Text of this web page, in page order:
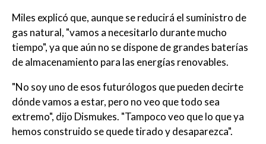
Miles explicó que, aunque se reducirá el suministro de
gas natural, "vamos a necesitarlo durante mucho
tiempo", ya que aún no se dispone de grandes baterías
de almacenamiento para las energías renovables.
"No soy uno de esos futurólogos que pueden decirte
dónde vamos a estar, pero no veo que todo sea
extremo", dijo Dismukes. "Tampoco veo que lo que ya
hemos construido se quede tirado y desaparezca".